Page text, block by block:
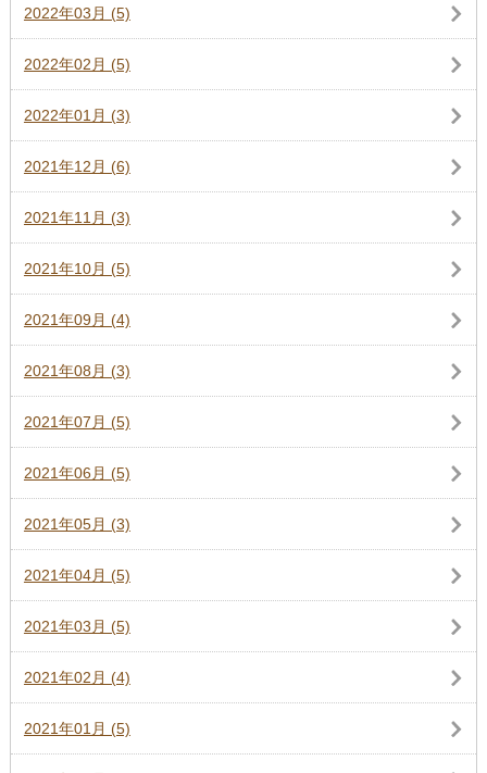
2022年03月 (5)
2022年02月 (5)
2022年01月 (3)
2021年12月 (6)
2021年11月 (3)
2021年10月 (5)
2021年09月 (4)
2021年08月 (3)
2021年07月 (5)
2021年06月 (5)
2021年05月 (3)
2021年04月 (5)
2021年03月 (5)
2021年02月 (4)
2021年01月 (5)